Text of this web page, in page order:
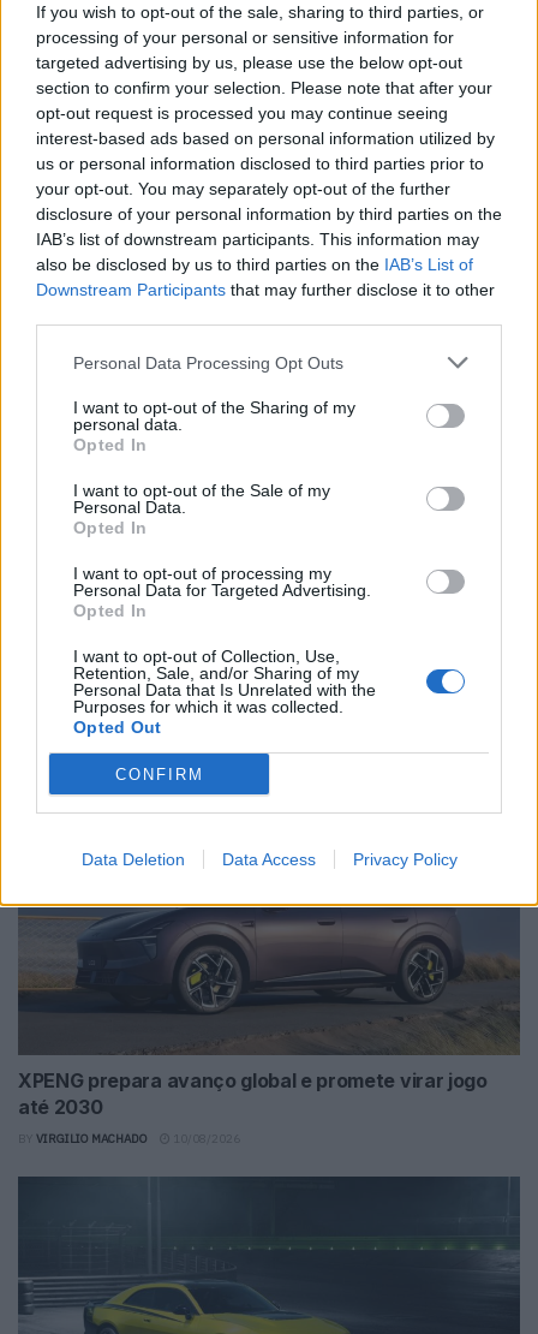
If you wish to opt-out of the sale, sharing to third parties, or
processing of your personal or sensitive information for
targeted advertising by us, please use the below opt-out
section to confirm your selection. Please note that after your
opt-out request is processed you may continue seeing
interest-based ads based on personal information utilized by
us or personal information disclosed to third parties prior to
your opt-out. You may separately opt-out of the further
disclosure of your personal information by third parties on the
IAB’s list of downstream participants. This information may
also be disclosed by us to third parties on the IAB’s List of
Downstream Participants that may further disclose it to other
Personal Data Processing Opt Outs
I want to opt-out of the Sharing of my
personal data.
Opted In
I want to opt-out of the Sale of my
Personal Data.
Opted In
I want to opt-out of processing my
Personal Data for Targeted Advertising.
Opted In
I want to opt-out of Collection, Use,
Retention, Sale, and/or Sharing of my
Personal Data that Is Unrelated with the
Purposes for which it was collected.
Opted Out
CONFIRM
Data Deletion Data Access Privacy Policy
GT E Performance Mercedes-AMG
Ricardo Carvalho
Related Posts
Tesla prepara entrada do Semi na Europa
em 2027
XPENG prepara avanço global e promete virar jogo
até 2030
VIRGILIO MACHADO